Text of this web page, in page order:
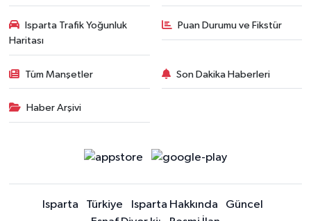
Isparta Trafik Yoğunluk
Haritası
Puan Durumu ve Fikstür
Tüm Manşetler Son Dakika Haberleri
Haber Arşivi
Isparta Türkiye Isparta Hakkında
Güncel